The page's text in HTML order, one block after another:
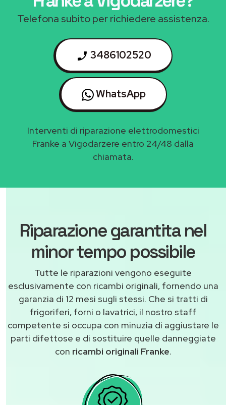
Telefona subito per richiedere assistenza.
3486102520
WhatsApp
Interventi di riparazione elettrodomestici
Franke a Vigodarzere entro 24/48 dalla
chiamata.
Riparazione garantita nel
minor tempo possibile
Tutte le riparazioni vengono eseguite
esclusivamente con ricambi originali, fornendo una
garanzia di 12 mesi sugli stessi. Che si tratti di
frigoriferi, forni o lavatrici, il nostro staff
competente si occupa con minuzia di aggiustare le
parti difettose e di sostituire quelle danneggiate
con ricambi originali Franke.